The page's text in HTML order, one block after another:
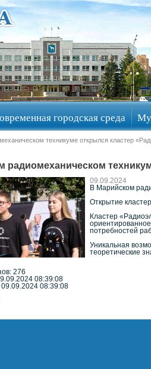
городская среда
техникуме открылся кластер
радиомеханическом
09.09.2024
В Марийском
Открытие
Кластер
потребностей
Уникальная
теоретические
276
08:39:08
08:39:08